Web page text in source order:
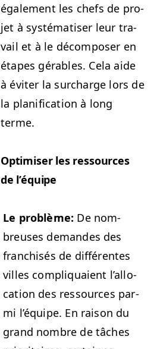
égale­ment les chefs de pro­
jet à sys­té­ma­tis­er leur tra­
vail et à le décom­pos­er en
étapes gérables. Cela aide
à éviter la sur­charge lors de
la plan­i­fi­ca­tion à long
terme.
Opti­miser les ressources
de l’équipe
Le prob­lème: De nom­
breuses deman­des des
fran­chisés de dif­férentes
villes com­pli­quaient l’al­lo­
ca­tion des ressources par­
mi l’équipe. En rai­son du
grand nom­bre de tâch­es